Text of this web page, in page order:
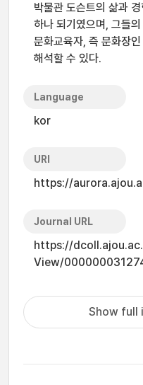
박물관 도슨트의 삶과
하나 되기였으며, 그들
문화교육자, 즉 문화장
해석할 수 있다.
Language
kor
URI
https://
Journal URL
https://
View/
Show full